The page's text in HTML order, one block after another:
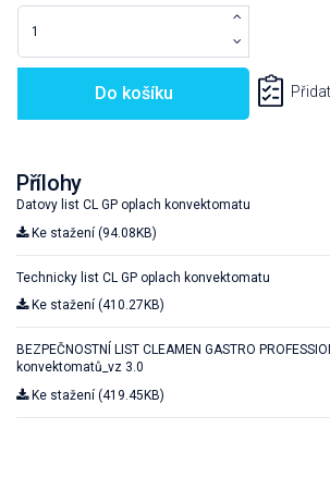
Do košíku
Přílohy
Datovy list CL GP oplach konvektomatu
Ke stažení (94.08KB)
Technicky list CL GP oplach konvektomatu
Ke stažení (410.27KB)
BEZPEČNOSTNÍ LIST CLEAMEN GASTRO
konvektomatů_vz 3.0
Ke stažení (419.45KB)